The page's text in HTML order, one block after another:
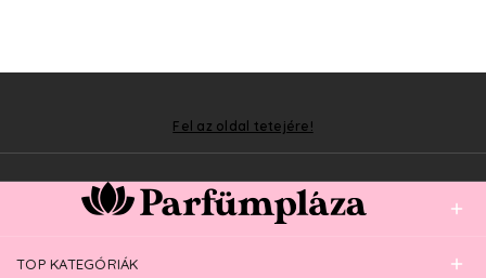
Fel az oldal tetejére!
TOP KATEGÓRIÁK